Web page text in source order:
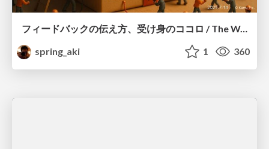
フィードバックの伝え方、受け身のココロ / The Way of Feedback: Words and the Receiving Heart
spring_aki
1 360